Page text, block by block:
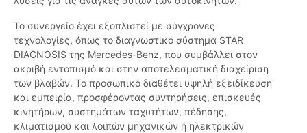
Το συνεργείο έχει εξοπλιστεί με σύγχρονες
τεχνολογίες, όπως το διαγνωστικό σύστημα STAR
DIAGNOSIS της Mercedes-Benz, που συμβάλλει στον
ακριβή εντοπισμό και στην αποτελεσματική διαχείριση
των βλαβών. Το προσωπικό διαθέτει υψηλή εξειδίκευση
και εμπειρία, προσφέροντας συντηρήσεις, επισκευές
κινητήρων, συστημάτων ταχυτήτων, πέδησης,
κλιματισμού και λοιπών μηχανικών ή ηλεκτρικών